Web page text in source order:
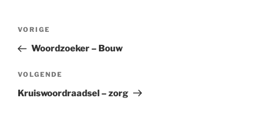
Bericht
Vorig
bericht
VORIGE
Woordzoeker – Bouw
Volgend
bericht
VOLGENDE
Kruiswoordraadsel – zorg